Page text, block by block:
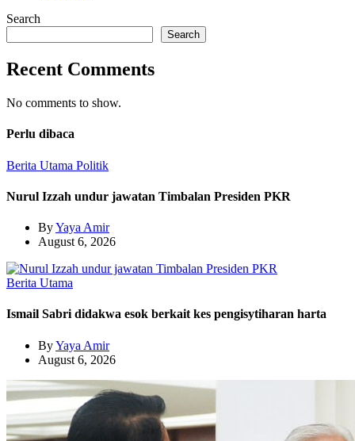
Search
Search
Recent Comments
No comments to show.
Perlu dibaca
Berita Utama Politik
Nurul Izzah undur jawatan Timbalan Presiden PKR
ByYaya Amir
August 6, 2026
Berita Utama
Ismail Sabri didakwa esok berkait kes pengisytiharan harta
ByYaya Amir
August 6, 2026